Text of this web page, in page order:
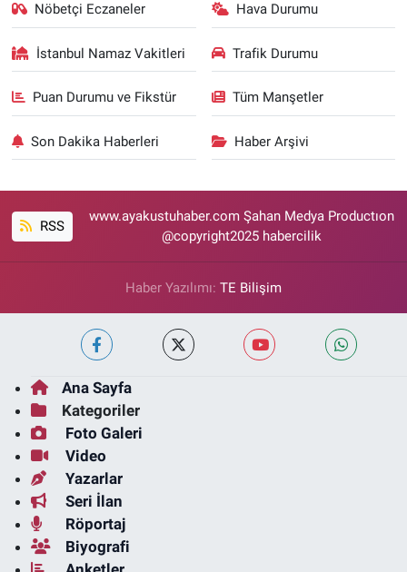
Nöbetçi Eczaneler Hava Durumu
İstanbul Namaz Vakitleri Trafik Durumu
Puan Durumu ve Fikstür Tüm Manşetler
Son Dakika Haberleri Haber Arşivi
RSS
www.ayakustuhaber.com Şahan Medya Productıon
@copyright2025 habercilik
Haber Yazılımı: TE Bilişim
Ana Sayfa
Kategoriler
Foto Galeri
Video
Yazarlar
Seri İlan
Röportaj
Biyografi